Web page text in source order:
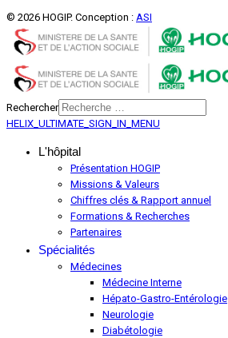
© 2026 HOGIP. Conception : ASI
Rechercher
HELIX_ULTIMATE_SIGN_IN_MENU
L'hôpital
Présentation HOGIP
Missions & Valeurs
Chiffres clés & Rapport annuel
Formations & Recherches
Partenaires
Spécialités
Médecines
Médecine Interne
Hépato-Gastro-Entérologie
Neurologie
Diabétologie